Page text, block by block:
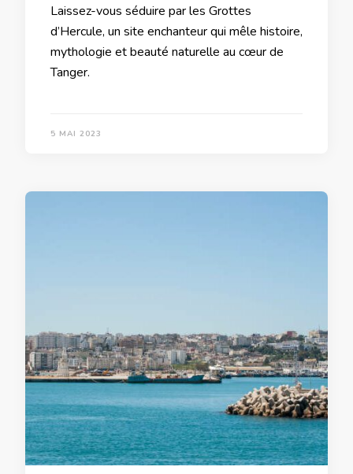
Laissez-vous séduire par les Grottes
d’Hercule, un site enchanteur qui mêle histoire,
mythologie et beauté naturelle au cœur de
Tanger.
5 MAI 2023